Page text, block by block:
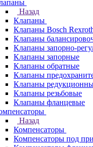
Назад
Клапаны
Клапаны Bosch
Клапаны
Клапаны запорно-
Клапаны запорные
Клапаны обратные
Клапаны
Клапаны
Клапаны резьбовые
Клапаны фланцевые
Назад
Компенсаторы
Компенсаторы под